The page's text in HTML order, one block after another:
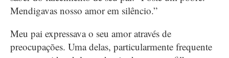
Mendigavas nosso amor em silêncio.”
Meu pai expressava o seu amor através de
preocupações. Uma delas, particularmente frequente